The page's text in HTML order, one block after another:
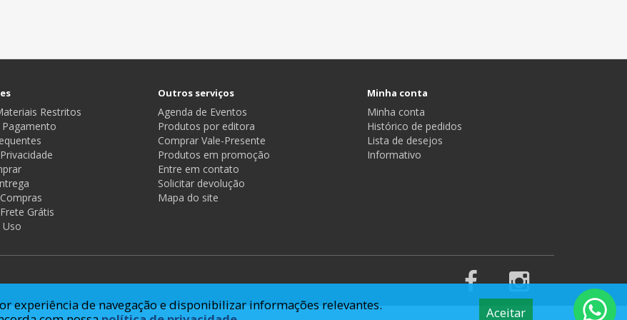
Restritos
Grátis
Outros serviços
Agenda de Eventos
Produtos por editora
Comprar Vale-Presente
Produtos em promoção
Entre em contato
Solicitar devolução
Mapa do site
Minha conta
Minha conta
Histórico de pedidos
Lista de desejos
Informativo
Aceitar
experiência de navegação e disponibilizar informações relevantes.